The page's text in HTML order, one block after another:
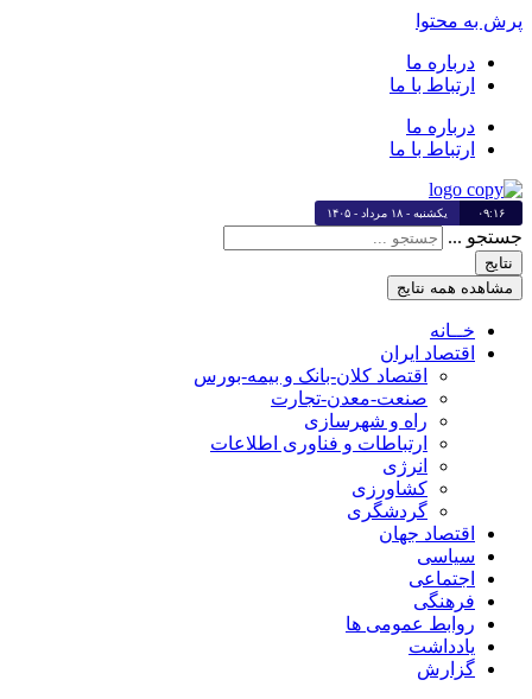
پرش به محتوا
درباره ما
ارتباط با ما
درباره ما
ارتباط با ما
۰۹:۱۶ یکشنبه - ۱۸ مرداد - ۱۴۰۵
جستجو ...
نتایج
مشاهده همه نتایج
خــانه
اقتصاد ایران
اقتصاد کلان-بانک و بیمه-بورس
صنعت-معدن-تجارت
راه و شهرسازی
ارتباطات و فناوری اطلاعات
انرژی
کشاورزی
گردشگری
اقتصاد جهان
سیاسی
اجتماعی
فرهنگی
روابط عمومی ها
یادداشت
گزارش